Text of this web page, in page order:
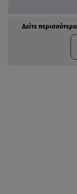
Δείτε